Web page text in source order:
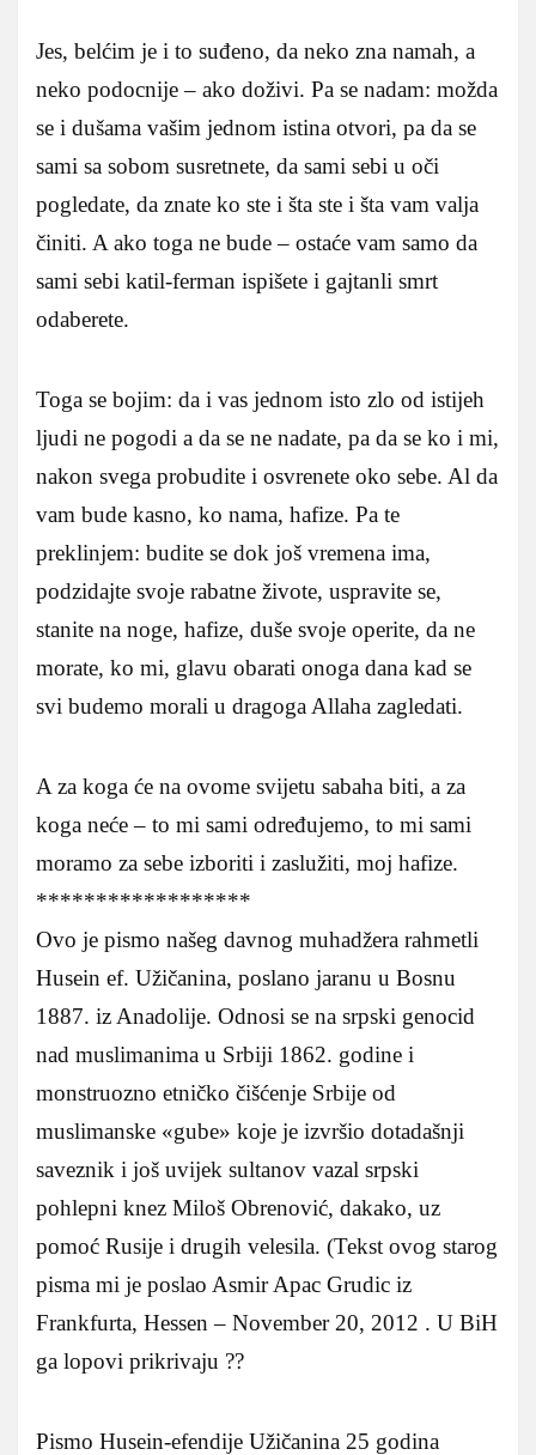
Jes, belćim je i to suđeno, da neko zna namah, a
neko podocnije – ako doživi. Pa se nadam: možda
se i dušama vašim jednom istina otvori, pa da se
sami sa sobom susretnete, da sami sebi u oči
pogledate, da znate ko ste i šta ste i šta vam valja
činiti. A ako toga ne bude – ostaće vam samo da
sami sebi katil-ferman ispišete i gajtanli smrt
odaberete.
Toga se bojim: da i vas jednom isto zlo od istijeh
ljudi ne pogodi a da se ne nadate, pa da se ko i mi,
nakon svega probudite i osvrenete oko sebe. Al da
vam bude kasno, ko nama, hafize. Pa te
preklinjem: budite se dok još vremena ima,
podzidajte svoje rabatne živote, uspravite se,
stanite na noge, hafize, duše svoje operite, da ne
morate, ko mi, glavu obarati onoga dana kad se
svi budemo morali u dragoga Allaha zagledati.
A za koga će na ovome svijetu sabaha biti, a za
koga neće – to mi sami određujemo, to mi sami
moramo za sebe izboriti i zaslužiti, moj hafize.
******************
Ovo je pismo našeg davnog muhadžera rahmetli
Husein ef. Užičanina, poslano jaranu u Bosnu
1887. iz Anadolije. Odnosi se na srpski genocid
nad muslimanima u Srbiji 1862. godine i
monstruozno etničko čišćenje Srbije od
muslimanske «gube» koje je izvršio dotadašnji
saveznik i još uvijek sultanov vazal srpski
pohlepni knez Miloš Obrenović, dakako, uz
pomoć Rusije i drugih velesila. (Tekst ovog starog
pisma mi je poslao Asmir Apac Grudic iz
Frankfurta, Hessen – November 20, 2012 . U BiH
ga lopovi prikrivaju ??
Pismo Husein-efendije Užičanina 25 godina